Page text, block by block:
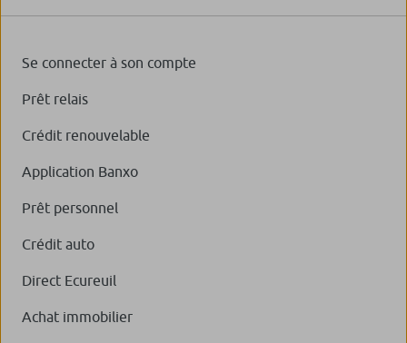
Se connecter à son compte
Prêt relais
Crédit renouvelable
Application Banxo
Prêt personnel
Crédit auto
Direct Ecureuil
Achat immobilier